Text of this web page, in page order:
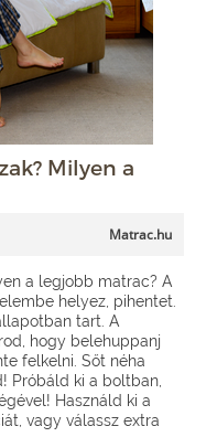
Milyen a
Matrac.hu
a legjobb matrac? A
helyez, pihentet.
tart. A
hogy belehuppanj
felkelni. Sőt néha
Próbáld ki a boltban,
Használd ki a
vagy válassz extra